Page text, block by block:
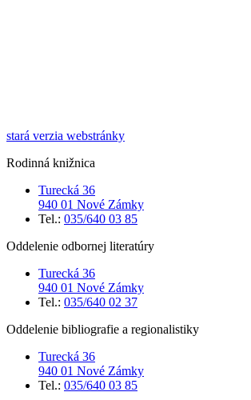
stará verzia webstránky
Rodinná knižnica
Turecká 36
940 01 Nové Zámky
Tel.: 035/640 03 85
Oddelenie odbornej literatúry
Turecká 36
940 01 Nové Zámky
Tel.: 035/640 02 37
Oddelenie bibliografie a regionalistiky
Turecká 36
940 01 Nové Zámky
Tel.: 035/640 03 85